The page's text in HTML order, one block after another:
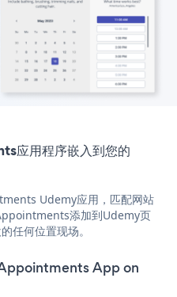
应用程序嵌入到您的
Udemy应用，匹配网站
添加到Udemy页
任何位置现场。
App on